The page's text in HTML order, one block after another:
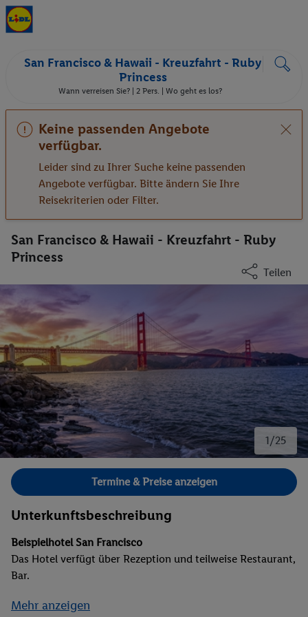
San Francisco & Hawaii - Kreuzfahrt - Ruby
Princess
Wann verreisen Sie? | 2 Pers. | Wo geht es los?
Keine passenden Angebote
verfügbar.
Leider sind zu Ihrer Suche keine passenden
Angebote verfügbar. Bitte ändern Sie Ihre
Reisekriterien oder Filter.
San Francisco & Hawaii - Kreuzfahrt - Ruby
Princess
Teilen
1/25
Bild 1 von 25.
Termine & Preise anzeigen
Unterkunftsbeschreibung
Beispielhotel San Francisco
Das Hotel verfügt über Rezeption und teilweise Restaurant,
Bar.
First-Class-Schiff Ruby Princess
Mehr anzeigen